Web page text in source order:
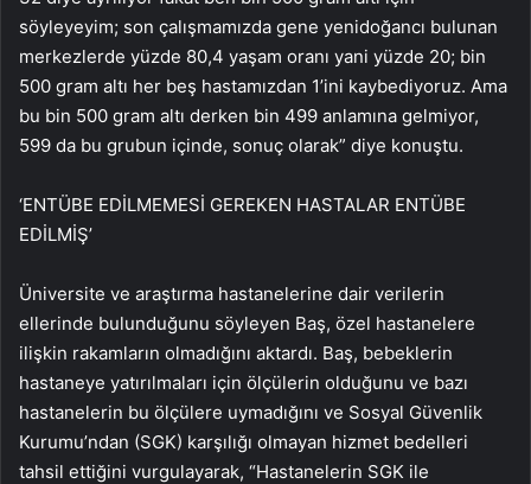
söyleyeyim; son çalışmamızda gene yenidoğancı bulunan
merkezlerde yüzde 80,4 yaşam oranı yani yüzde 20; bin
500 gram altı her beş hastamızdan 1’ini kaybediyoruz. Ama
bu bin 500 gram altı derken bin 499 anlamına gelmiyor,
599 da bu grubun içinde, sonuç olarak” diye konuştu.
‘ENTÜBE EDİLMEMESİ GEREKEN HASTALAR ENTÜBE
EDİLMİŞ’
Üniversite ve araştırma hastanelerine dair verilerin
ellerinde bulunduğunu söyleyen Baş, özel hastanelere
ilişkin rakamların olmadığını aktardı. Baş, bebeklerin
hastaneye yatırılmaları için ölçülerin olduğunu ve bazı
hastanelerin bu ölçülere uymadığını ve Sosyal Güvenlik
Kurumu’ndan (SGK) karşılığı olmayan hizmet bedelleri
tahsil ettiğini vurgulayarak, “Hastanelerin SGK ile